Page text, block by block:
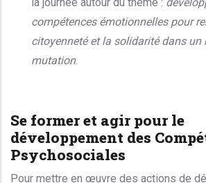
compétences émotionnelles pour
citoyenneté et la solidarité dans un
mutation.
Se former et agir pour le
développement des
Psychosociales
Pour mettre en œuvre des actions de